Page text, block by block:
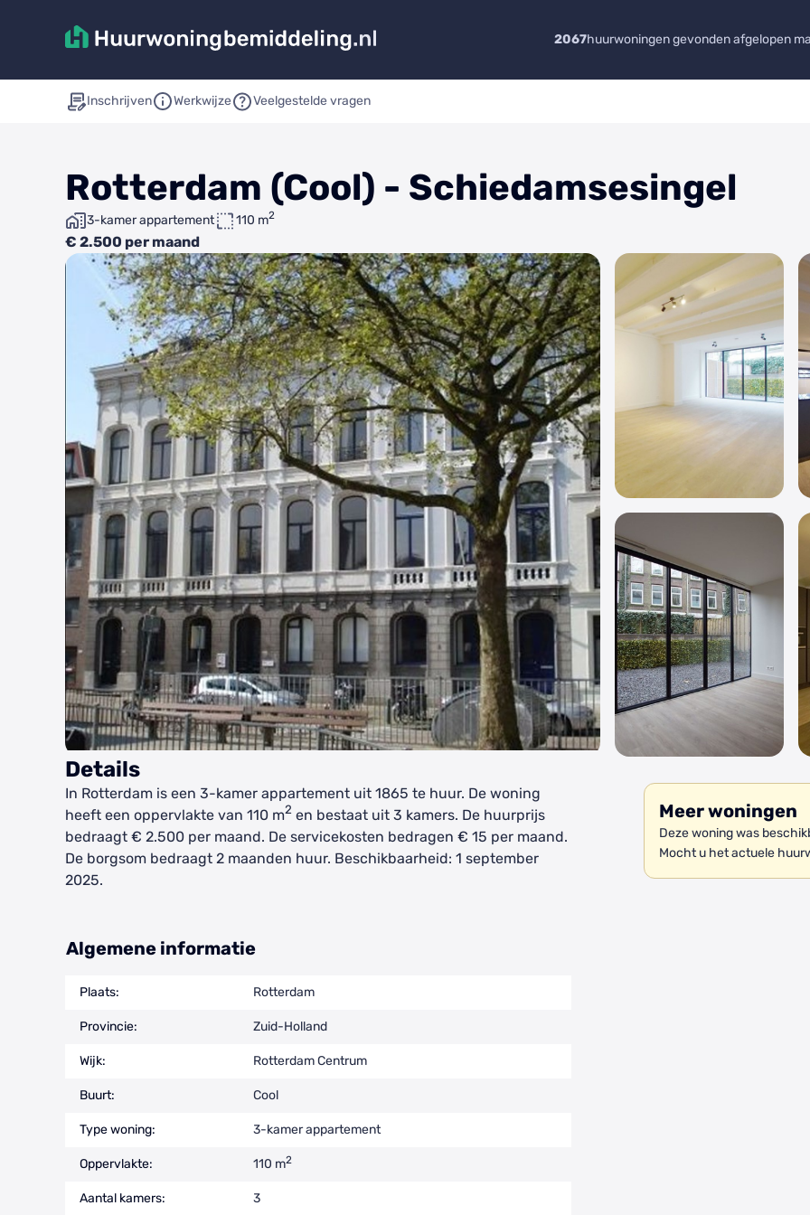
2067huurwoningen gevonden afgelopen
Inschrijven Werkwijze Veelgestelde vragen
Rotterdam (Cool) - Schiedamsesingel
3-kamer appartement 110 m2
€ 2.500 per maand
Details
In Rotterdam is een 3-kamer appartement uit 1865 te huur. De woning
heeft een oppervlakte van 110 m2 en bestaat uit 3 kamers. De huurprijs
bedraagt € 2.500 per maand. De servicekosten bedragen € 15 per maand.
De borgsom bedraagt 2 maanden huur. Beschikbaarheid: 1 september
2025.
Meer woningen
Deze woning was
Mocht u het actuele
Algemene informatie
Plaats: Rotterdam
Provincie: Zuid-Holland
Wijk: Rotterdam Centrum
Buurt: Cool
Type woning: 3-kamer appartement
Oppervlakte: 110 m2
Aantal kamers: 3